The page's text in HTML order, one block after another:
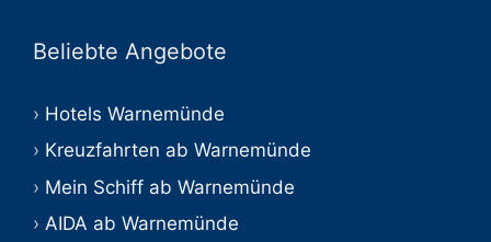
Beliebte Angebote
Hotels Warnemünde
Kreuzfahrten ab Warnemünde
Mein Schiff ab Warnemünde
AIDA ab Warnemünde